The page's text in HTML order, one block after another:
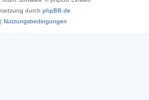
durch phpBB.de
Nutzungsbedingungen